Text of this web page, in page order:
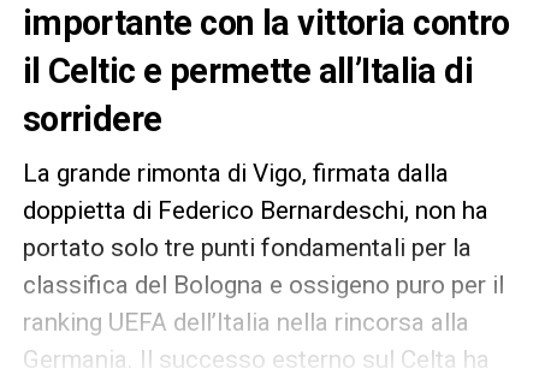
importante con la vittoria contro
il Celtic e permette all’Italia di
sorridere
La grande rimonta di Vigo, firmata dalla
doppietta di Federico Bernardeschi, non ha
portato solo tre punti fondamentali per la
classifica del Bologna e ossigeno puro per il
ranking UEFA dell’Italia nella rincorsa alla
Germania. Il successo esterno sul Celta ha